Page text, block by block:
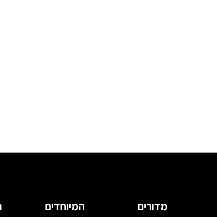
מדורים המיוחדים